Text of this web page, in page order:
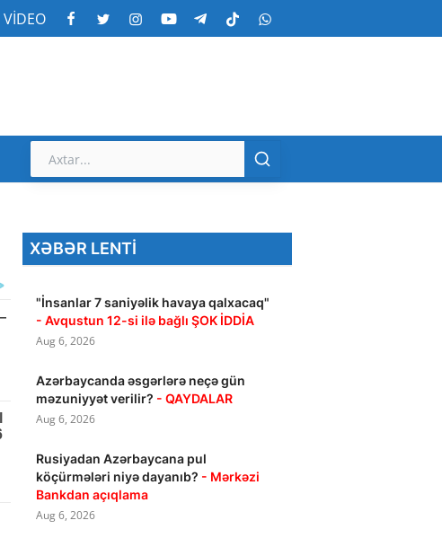
VİDEO
XƏBƏR LENTI
"İnsanlar 7 saniyəlik havaya qalxacaq"
- Avqustun 12-si ilə bağlı ŞOK İDDİA
Aug 6, 2026
Azərbaycanda əsgərlərə neçə gün
məzuniyyət verilir? - QAYDALAR
Aug 6, 2026
Rusiyadan Azərbaycana pul
köçürmələri niyə dayanıb? - Mərkəzi
Bankdan açıqlama
Aug 6, 2026